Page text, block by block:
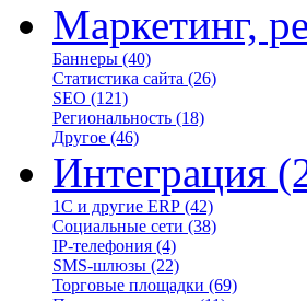
Маркетинг,
Баннеры (40)
Статистика сайта (26)
SEO (121)
Региональность (18)
Другое (46)
Интеграция
1С и другие ERP (42)
Социальные сети (38)
IP-телефония (4)
SMS-шлюзы (22)
Торговые площадки (69)